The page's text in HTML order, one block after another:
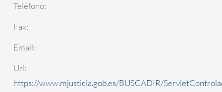
Teléfono:
Fax:
Email:
Url:
https://www.mjusticia.gob.es/BUSCADIR/